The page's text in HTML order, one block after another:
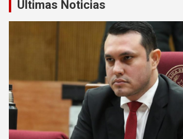
Últimas Noticias